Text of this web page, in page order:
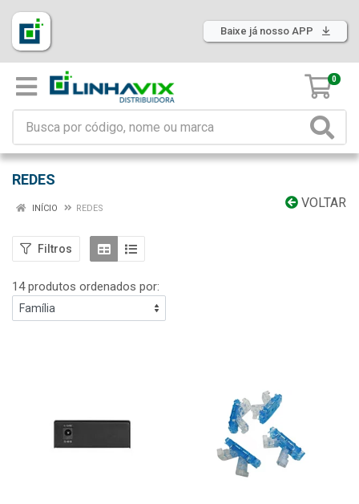
Baixe já nosso APP
0
REDES
VOLTAR
INÍCIO REDES
Filtros
14 produtos ordenados por: